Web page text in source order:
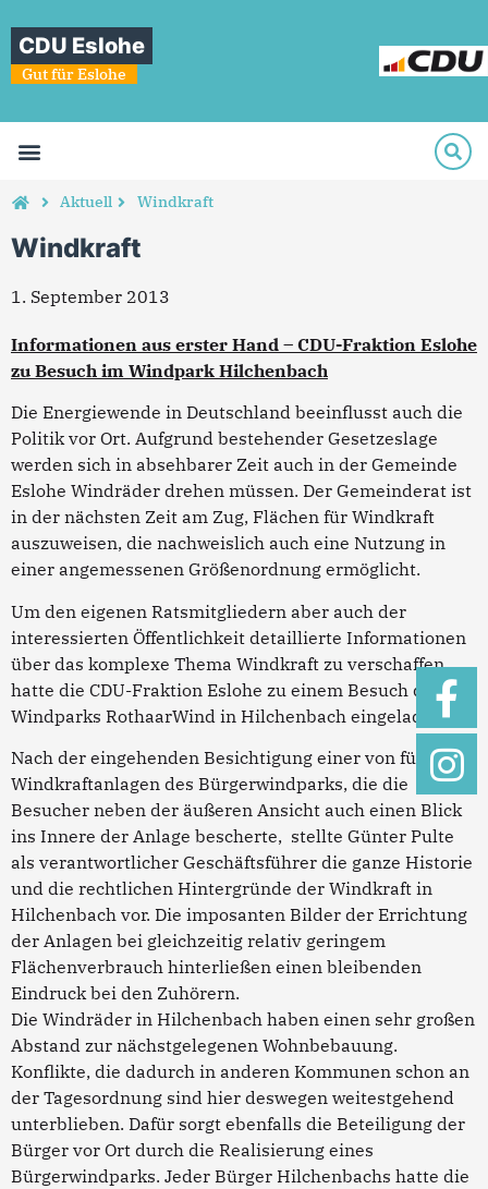
CDU Eslohe
Gut für Eslohe
Aktuell Windkraft
Windkraft
1. September 2013
Informationen aus erster Hand – CDU-Fraktion Eslohe
zu Besuch im Windpark Hilchenbach
Die Energiewende in Deutschland beeinflusst auch die
Politik vor Ort. Aufgrund bestehender Gesetzeslage
werden sich in absehbarer Zeit auch in der Gemeinde
Eslohe Windräder drehen müssen. Der Gemeinderat ist
in der nächsten Zeit am Zug, Flächen für Windkraft
auszuweisen, die nachweislich auch eine Nutzung in
einer angemessenen Größenordnung ermöglicht.
Um den eigenen Ratsmitgliedern aber auch der
interessierten Öffentlichkeit detaillierte Informationen
über das komplexe Thema Windkraft zu verschaffen,
hatte die CDU-Fraktion Eslohe zu einem Besuch des
Windparks RothaarWind in Hilchenbach eingeladen.
Nach der eingehenden Besichtigung einer von fünf
Windkraftanlagen des Bürgerwindparks, die die
Besucher neben der äußeren Ansicht auch einen Blick
ins Innere der Anlage bescherte, stellte Günter Pulte
als verantwortlicher Geschäftsführer die ganze Historie
und die rechtlichen Hintergründe der Windkraft in
Hilchenbach vor. Die imposanten Bilder der Errichtung
der Anlagen bei gleichzeitig relativ geringem
Flächenverbrauch hinterließen einen bleibenden
Eindruck bei den Zuhörern.
Die Windräder in Hilchenbach haben einen sehr großen
Abstand zur nächstgelegenen Wohnbebauung.
Konflikte, die dadurch in anderen Kommunen schon an
der Tagesordnung sind hier deswegen weitestgehend
unterblieben. Dafür sorgt ebenfalls die Beteiligung der
Bürger vor Ort durch die Realisierung eines
Bürgerwindparks. Jeder Bürger Hilchenbachs hatte die